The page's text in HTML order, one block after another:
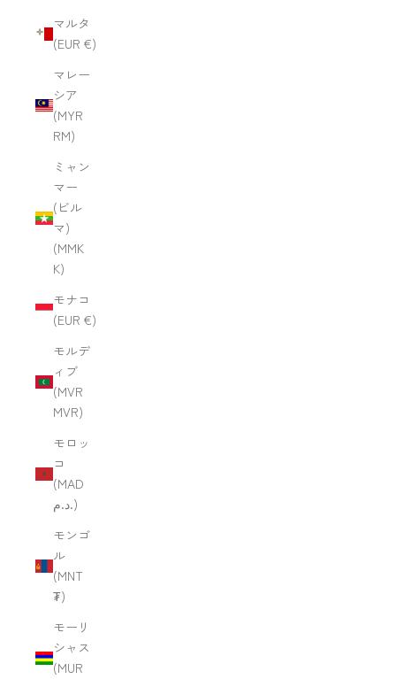
マルタ
(EUR €)
マレー
シア
(MYR
RM)
ミャン
マー
(ビル
マ)
(MMK
K)
モナコ
(EUR €)
モルデ
ィブ
(MVR
MVR)
モロッ
コ
(MAD
د.م.)
モンゴ
ル
(MNT
₮)
モーリ
シャス
(MUR